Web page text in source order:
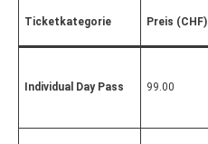
Ticketkategorie Preis (CHF)
Individual Day Pass 99.00